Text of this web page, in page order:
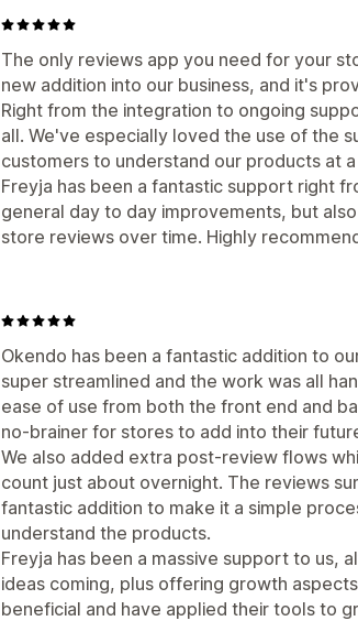
The only reviews app you need for your
new addition into our business, and it's
Right from the integration to ongoing
all. We've especially loved the use of the
customers to understand our products at
Freyja has been a fantastic support right
general day to day improvements, but
store reviews over time. Highly
Okendo has been a fantastic addition to
super streamlined and the work was all
ease of use from both the front end and
no-brainer for stores to add into their
We also added extra post-review flows
count just about overnight. The reviews
fantastic addition to make it a simple
understand the products.
Freyja has been a massive support to us,
ideas coming, plus offering growth
beneficial and have applied their tools to